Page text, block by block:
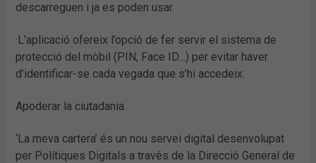
descarreguen i ja es poden usar.
·L’aplicació ofereix l’opció de fer servir el sistema de
protecció del mòbil (PIN, Face ID…) per evitar haver
d’identificar-se cada vegada que s’hi accedeix.
Apoderar la ciutadania
‘La meva cartera’ és un nou servei digital desenvolupat
per Polítiques Digitals a través de la Direcció General de